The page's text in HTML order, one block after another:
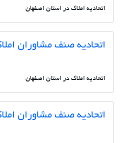
اتحادیه املاک در استان اصفهان
اتحادیه صنف مشاوران
اتحادیه املاک در استان اصفهان
اتحادیه صنف مشاوران